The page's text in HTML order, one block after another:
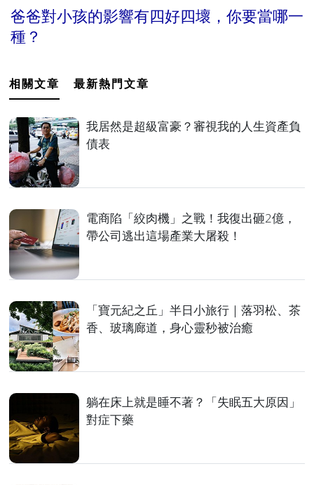
爸爸對小孩的影響有四好四壞，你要當哪一
種？
相關文章 最新熱門文章
我居然是超級富豪？審視我的人生資產負
債表
電商陷「絞肉機」之戰！我復出砸2億，
帶公司逃出這場產業大屠殺！
「寶元紀之丘」半日小旅行｜落羽松、茶
香、玻璃廊道，身心靈秒被治癒
躺在床上就是睡不著？「失眠五大原因」
對症下藥